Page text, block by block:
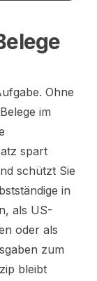
Ohne
im
spart
schützt Sie
in
als US-
oder als
zum
bleibt